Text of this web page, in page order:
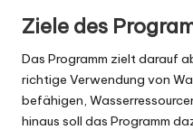
Ziele des
Das Programm zielt darauf
richtige Verwendung von
befähigen,
hinaus soll das Programm